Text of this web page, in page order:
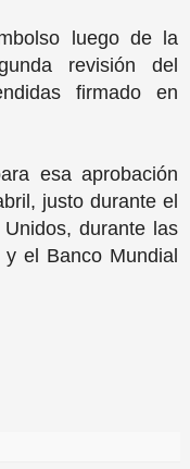
luego de la
revisión del
firmado en
esa aprobación
justo durante el
durante las
el Banco Mundial